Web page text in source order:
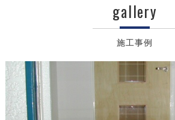
施工事例
gallery